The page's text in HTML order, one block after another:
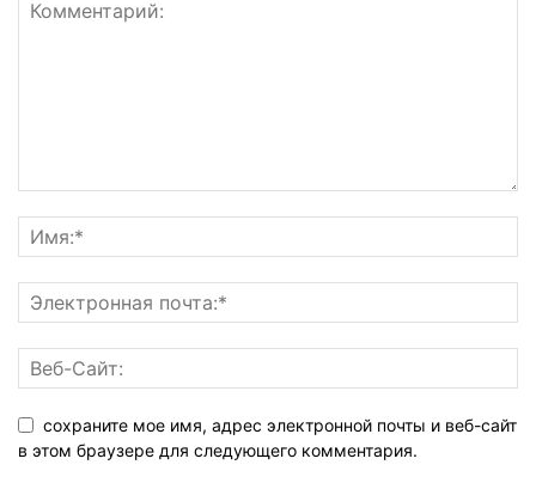
сохраните мое имя, адрес электронной почты и веб-сайт
в этом браузере для следующего комментария.